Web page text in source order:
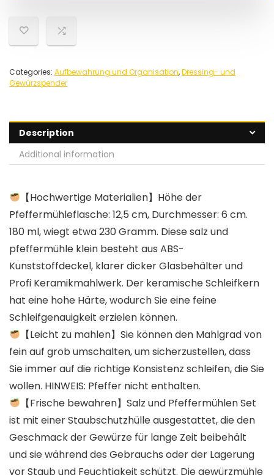
Categories: Aufbewahrung und Organisation,Dressing- und
Gewürzspender
Description
Additional information
【Hochwertige Materialien】Höhe der
Pfeffermühleflasche: 12,5 cm, Durchmesser: 6 cm.
180 ml, wiegt etwa 230 Gramm. Diese salz und
pfeffermühle klein besteht aus ABS-
Kunststoffdeckel, klarer dicker Glasbehälter und
Profi Keramikmahlwerk. Der keramische Schleifkern
hat eine hohe Härte, wodurch Sie eine feine
Schleifgenauigkeit erzielen können.
【Leicht zu mahlen】Sie können den Mahlgrad von
fein auf grob umschalten, um sicherzustellen, dass
Sie immer auf die richtige Konsistenz schleifen, die Sie
wollen. HINWEIS: Pfeffer nicht enthalten.
【Frische bewahren】Salz und Pfeffermühlen Set
ist mit einer Staubschutzhülle ausgestattet, die den
Geschmack der Gewürze für lange Zeit beibehält
und sie während des Gebrauchs oder der Lagerung
vor Staub und Feuchtigkeit schützt. Die gewürzmühle